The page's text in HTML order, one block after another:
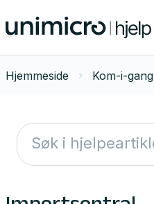
Hjemmeside Kom-i-gang